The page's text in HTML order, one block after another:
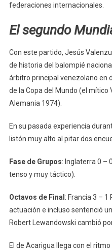
federaciones internacionales.
El segundo
Con este partido, Jesús
de historia del balompié
árbitro principal venezolano en
de la Copa del Mundo (el
Alemania 1974).
En su pasada experiencia
listón muy alto al pitar dos
Fase de Grupos: Inglaterra 0 –
tenso y muy táctico).
Octavos de Final : Francia 3 –
actuación e incluso sentenció
Robert Lewandowski cambió
El de Acarigua llega con el